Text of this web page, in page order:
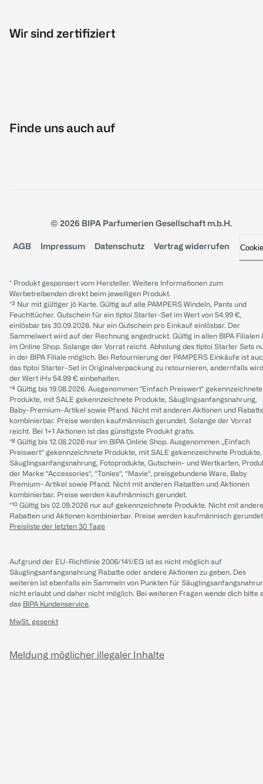
Wir sind zertifiziert
Finde uns auch auf
© 2026 BIPA Parfumerien Gesellschaft m.b.H.
AGB Impressum Datenschutz Vertrag widerrufen
* Produkt gesponsert vom Hersteller. Weitere Informationen zum
Werbetreibenden direkt beim jeweiligen Produkt.
*³ Nur mit gültiger jö Karte. Gültig auf alle PAMPERS Windeln, Pants und
Feuchttücher. Gutschein für ein tiptoi Starter-Set im Wert von 54.99 €,
einlösbar bis 30.09.2026. Nur ein Gutschein pro Einkauf einlösbar. Der
Sammelwert wird auf der Rechnung angedruckt. Gültig in allen BIPA Filialen
im Online Shop. Solange der Vorrat reicht. Abholung des tiptoi Starter Sets
in der BIPA Filiale möglich. Bei Retournierung der PAMPERS Einkäufe ist
das tiptoi Starter-Set in Originalverpackung zu retournieren, andernfalls wird
der Wert iHv 54.99 € einbehalten.
*⁴ Gültig bis 19.08.2026. Ausgenommen "Einfach Preiswert" gekennzeichnete
Produkte, mit SALE gekennzeichnete Produkte, Säuglingsanfangsnahrung,
Baby-Premium-Artikel sowie Pfand. Nicht mit anderen Aktionen und
kombinierbar. Preise werden kaufmännisch gerundet. Solange der Vorrat
reicht. Bei 1+1 Aktionen ist das günstigste Produkt gratis.
*⁸ Gültig bis 12.08.2026 nur im BIPA Online Shop. Ausgenommen „Einfach
Preiswert“ gekennzeichnete Produkte, mit SALE gekennzeichnete Produkte,
Säuglingsanfangsnahrung, Fotoprodukte, Gutschein- und Wertkarten,
der Marke “Accessories“, “Tonies“, “Mavie“, preisgebundene Ware, Baby
Premium- Artikel sowie Pfand. Nicht mit anderen Rabatten und Aktionen
kombinierbar. Preise werden kaufmännisch gerundet.
*¹⁰ Gültig bis 02.09.2026 nur auf gekennzeichnete Produkte. Nicht mit
Rabatten und Aktionen kombinierbar. Preise werden kaufmännisch
Preisliste der letzten 30 Tage
Aufgrund der EU-Richtlinie 2006/141/EG ist es nicht möglich auf
Säuglingsanfangsnahrung Rabatte oder andere Aktionen zu geben. Des
weiteren ist ebenfalls ein Sammeln von Punkten für
nicht erlaubt und daher nicht möglich. Bei weiteren Fragen wende dich bitte
das BIPA Kundenservice.
MwSt. gesenkt
Meldung möglicher illegaler Inhalte